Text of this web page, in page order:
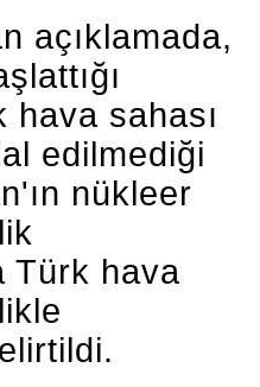
açıklamada,
hava sahası
edilmediği
nükleer
Türk hava